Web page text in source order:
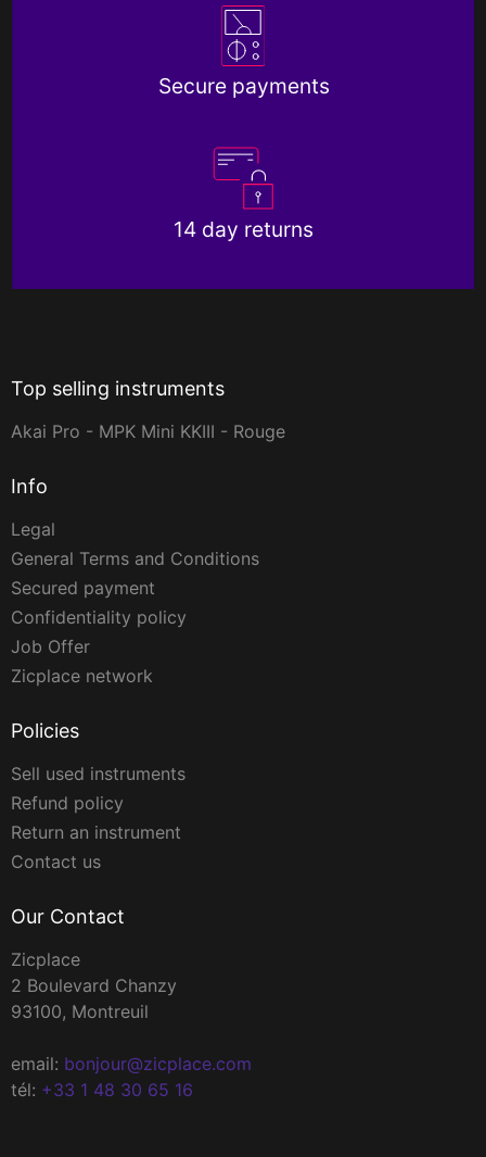
Secure payments
14 day returns
Top selling instruments
Akai Pro - MPK Mini KKIII - Rouge
Info
Legal
General Terms and Conditions
Secured payment
Confidentiality policy
Job Offer
Zicplace network
Policies
Sell used instruments
Refund policy
Return an instrument
Contact us
Our Contact
Zicplace
2 Boulevard Chanzy
93100, Montreuil
email: bonjour@zicplace.com
tél: +33 1 48 30 65 16